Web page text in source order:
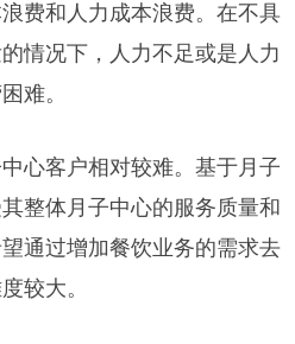
费和人力成本浪费。在不具
情况下，人力不足或是人力
难。
心客户相对较难。基于月子
整体月子中心的服务质量和
通过增加餐饮业务的需求去
较大。